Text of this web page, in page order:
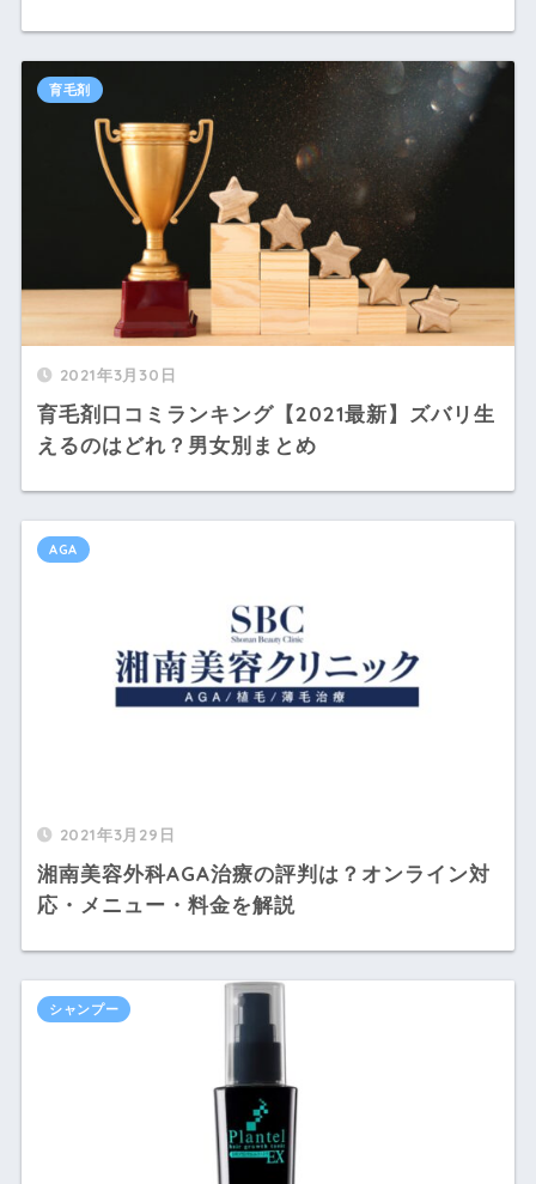
2021年3月30日
育毛剤口コミランキング【2021最新】ズバリ生
えるのはどれ？男女別まとめ
育毛剤
2021年3月29日
湘南美容外科AGA治療の評判は？オンライン対
応・メニュー・料金を解説
AGA
シャンプー